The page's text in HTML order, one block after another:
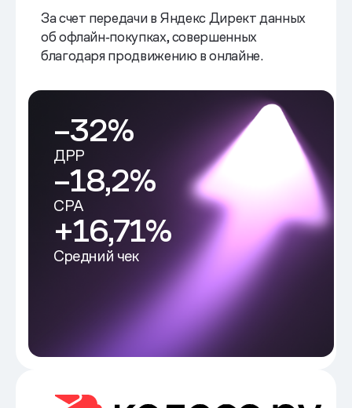
За счет передачи в Яндекс Директ данных
об офлайн‑покупках, совершенных
благодаря продвижению в онлайне.
–32%
ДРР
–18,2%
CPA
+16,71%
Средний чек